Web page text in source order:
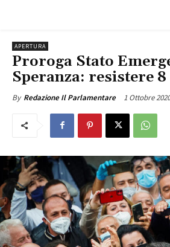
APERTURA
Proroga Stato
Speranza: resistere
By Redazione Il Parlamentare 1 Ottobre 2020